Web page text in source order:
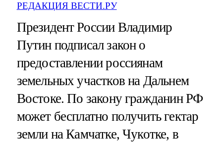
РЕДАКЦИЯ ВЕСТИ.РУ
Президент России Владимир
Путин подписал закон о
предоставлении россиянам
земельных участков на Дальнем
Востоке. По закону гражданин РФ
может бесплатно получить гектар
земли на Камчатке, Чукотке, в